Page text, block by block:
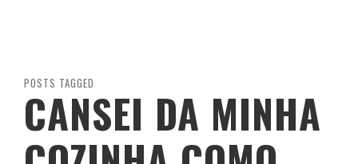
POSTS TAGGED
CANSEI DA MINHA